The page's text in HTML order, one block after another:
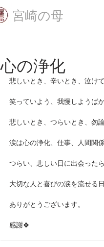
​宮崎の母
心の浄化
悲しいとき、辛いとき、泣け
笑っていよう、我慢しようば
悲しいとき、つらいとき、勿
涙は心の浄化、仕事、人間関
つらい、悲しい日に出会った
大切な人と喜びの涙を流せる日
ありがとうございます。
感謝🍀